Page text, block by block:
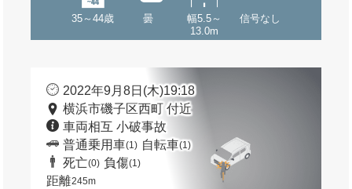
35～44歳 曇
幅5.5～
13.0m
信号なし
2022年9月8日(木)19:18
横浜市磯子区西町 付近
車両相互 小破事故
普通乗用車(1) 自転車(1)
死亡(0) 負傷(1)
距離245m